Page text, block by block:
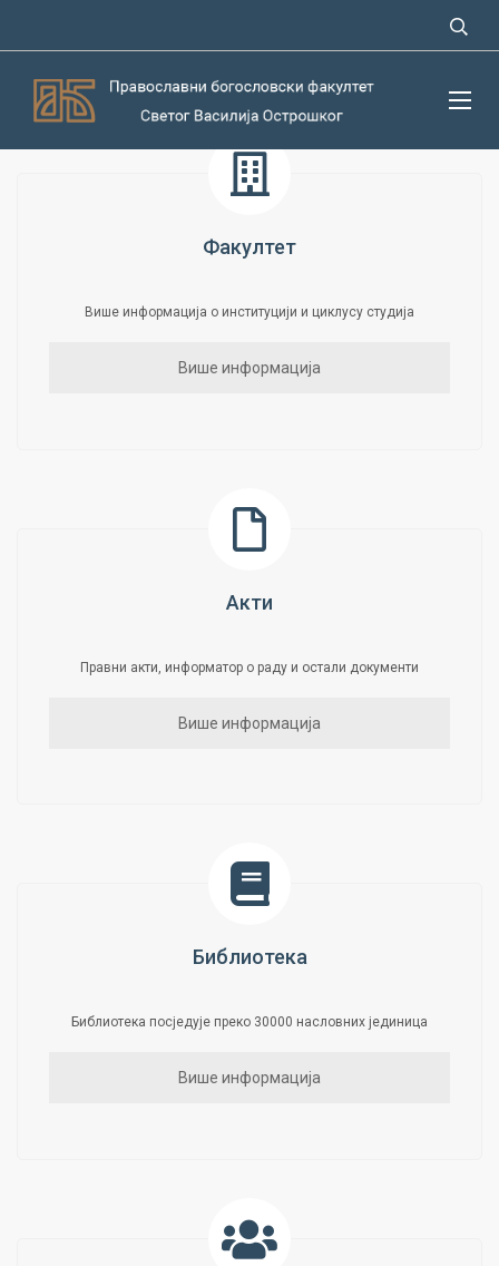
И Н Ф О Р М А Т О Р
Факултет
Више информација о институцији и циклусу студија
Више информација
Акти
Правни акти, информатор о раду и остали документи
Више информација
Библиотека
Библиотека посједује преко 30000 насловних јединица
Више информација